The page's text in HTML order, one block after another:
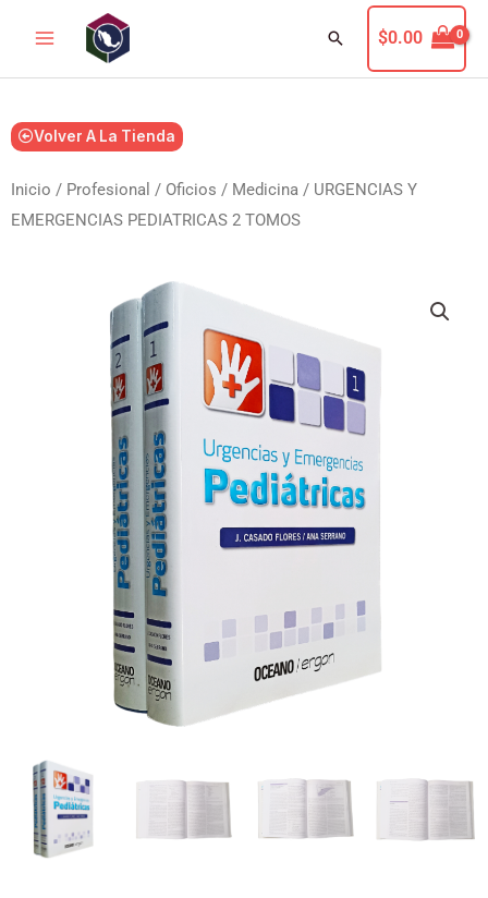
contenido
Buscar$0.00
Volver A La Tienda
Inicio / Profesional / Oficios / Medicina / URGENCIAS Y
EMERGENCIAS PEDIATRICAS 2 TOMOS